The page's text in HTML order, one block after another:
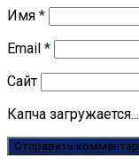
Имя *
Email *
Сайт
Капча загружается...